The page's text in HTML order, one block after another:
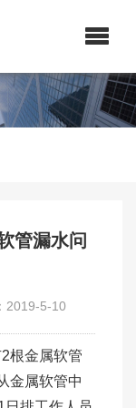
管漏水问
2019-5-10
根金属软管
金属软管中